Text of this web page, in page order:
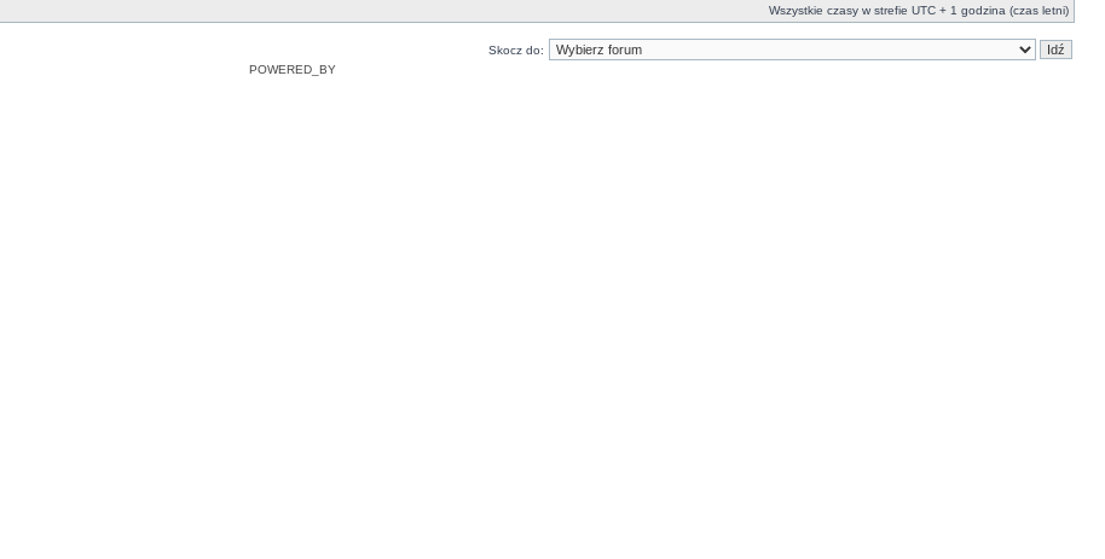
Wszystkie czasy w strefie UTC + 1 godzina (czas letni)
Skocz do:
POWERED_BY